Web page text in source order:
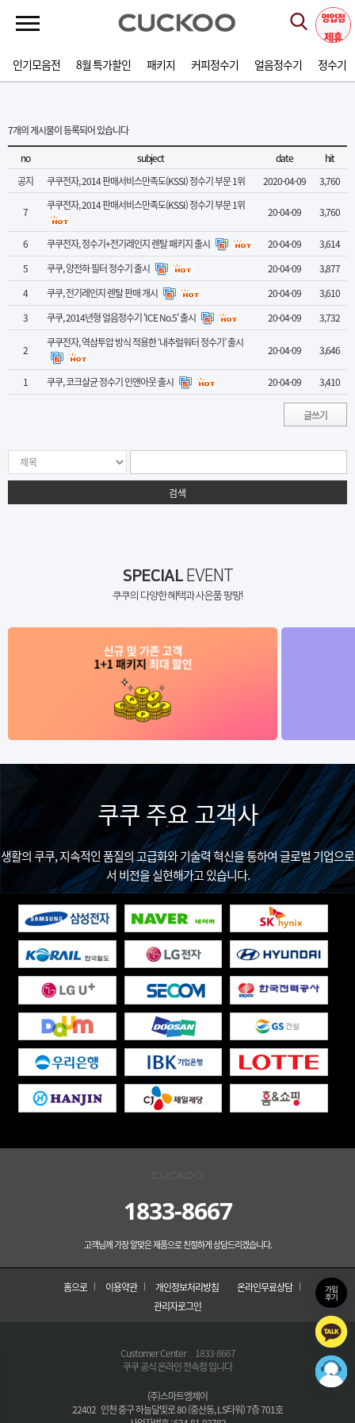
인기모음전 8월 특가할인 패키지 커피정수기 얼음정수기 정수기
7개의 게시물이 등록되어 있습니다
no subject date
hit
공지
쿠쿠전자, 2014 판매서비스만족도(KSSI) 정수기 부문 1위 2020-04-09 3,760
7
쿠쿠전자, 2014 판매서비스만족도(KSSI) 정수기 부문 1위
20-04-09 3,760
6 쿠쿠전자, 정수기+전기레인지 렌탈 패키지 출시 20-04-09
3,614
5
쿠쿠, 양전하 필터 정수기 출시 20-04-09
3,877
4
쿠쿠, 전기레인지 렌탈 판매 개시 20-04-09
3,610
3
쿠쿠, 2014년형 얼음정수기 'ICE No.5' 출시 20-04-09 3,732
2
쿠쿠전자, 역삼투압 방식 적용한 ‘내추럴워터 정수기’ 출시
20-04-09 3,646
1 쿠쿠, 코크살균 정수기 인앤아웃 출시 20-04-09 3,410
글쓰기
검색
SPECIALEVENT
쿠쿠의 다양한 혜택과 사은품 팡팡!
쿠쿠 주요 고객사
생활의 쿠쿠, 지속적인 품질의 고급화와 기술력 혁신을 통하여 글로벌 기업으로
서 비전을 실현해가고 있습니다.
1833-8667
고객님께 가장 알맞은 제품으로 친절하게 상담드리겠습니다.
홈으로 이용약관 개인정보처리방침
온라인무료상담
관리자로그인
Customer Center
1833-8667
쿠쿠 공식 온라인 전속점 입니다
(주)스마트엠제이
22402 인천 중구 하늘달빛로 80 (중산동, LS타워) 7층 701호
가입
후기